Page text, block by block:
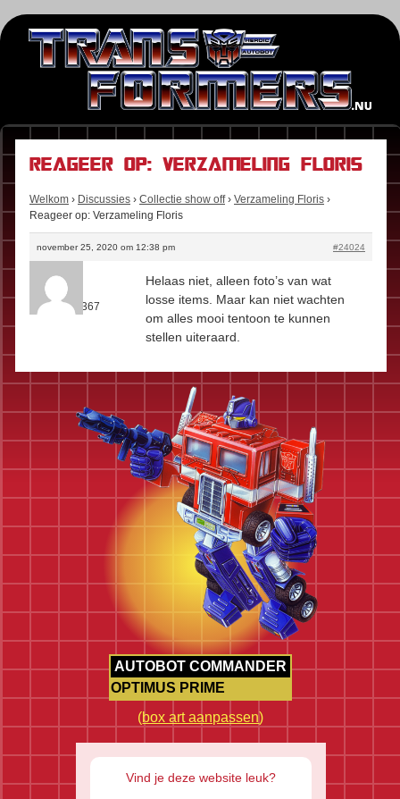
Reageer op: Verzameling Floris
Welkom › Discussies › Collectie show off › Verzameling Floris ›
Reageer op: Verzameling Floris
november 25, 2020 om 12:38 pm #24024
Kees
Rol:
Fan
Berichten:
367
Helaas niet, alleen foto’s van wat
losse items. Maar kan niet wachten
om alles mooi tentoon te kunnen
stellen uiteraard.
AUTOBOT COMMANDER
OPTIMUS PRIME
(box art aanpassen)
Vind je deze website leuk?